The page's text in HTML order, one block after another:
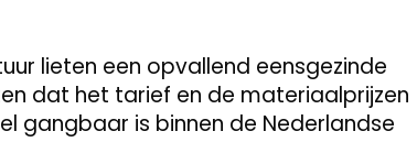
lieten een opvallend eensgezinde
dat het tarief en de materiaalprijzen
gangbaar is binnen de Nederlandse